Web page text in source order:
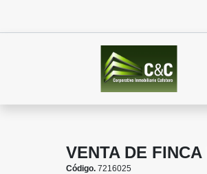
VENTA DE
Código. 7216025